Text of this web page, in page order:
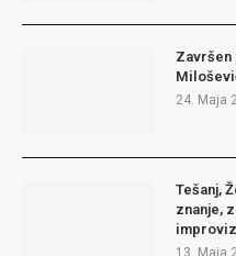
Završen
24. Maja
Tešanj,
znanje,
13. Maja